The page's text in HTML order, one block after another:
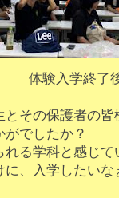
体験入学終了
とその保護者の皆
でしたか？
れる学科と感じ
、入学したい